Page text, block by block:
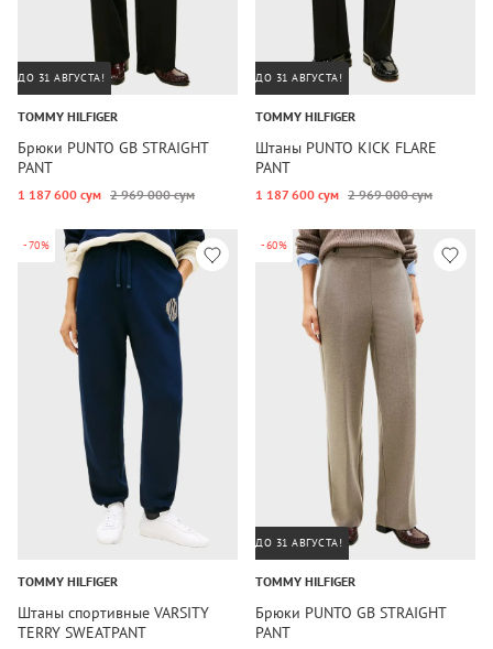
ДО 31 АВГУСТА!
TOMMY HILFIGER
Брюки PUNTO GB STRAIGHT
PANT
1 187 600 сум 2 969 000 сум
ДО 31 АВГУСТА!
TOMMY HILFIGER
Штаны PUNTO KICK FLARE
PANT
1 187 600 сум 2 969 000 сум
-70%
TOMMY HILFIGER
Штаны спортивные VARSITY
TERRY SWEATPANT
-60%
ДО 31 АВГУСТА!
TOMMY HILFIGER
Брюки PUNTO GB STRAIGHT
PANT